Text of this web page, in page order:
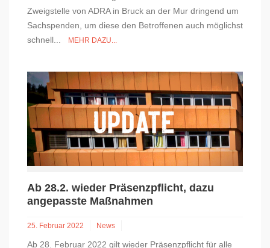
Zweigstelle von ADRA in Bruck an der Mur dringend um
Sachspenden, um diese den Betroffenen auch möglichst
schnell...
MEHR DAZU...
Ab 28.2. wieder Präsenzpflicht, dazu
angepasste Maßnahmen
25. Februar 2022 News
Ab 28. Februar 2022 gilt wieder Präsenzpflicht für alle